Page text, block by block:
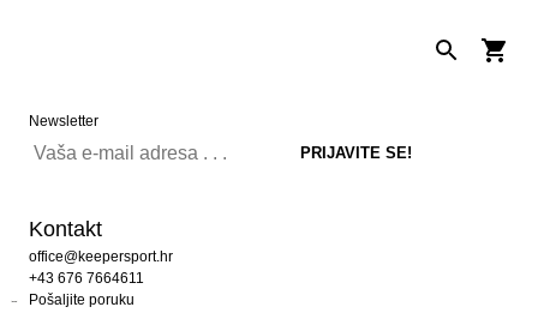
Newsletter
Kontakt
office@keepersport.hr
+43 676 7664611
Pošaljite poruku